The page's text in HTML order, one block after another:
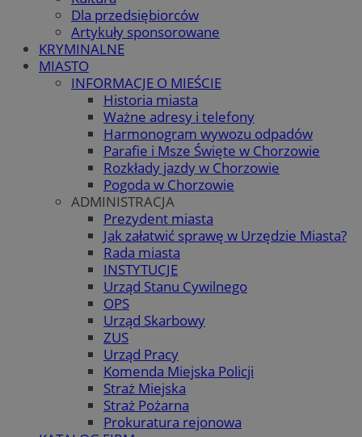
Dla przedsiębiorców
Artykuły sponsorowane
KRYMINALNE
MIASTO
INFORMACJE O MIEŚCIE
Historia miasta
Ważne adresy i telefony
Harmonogram wywozu odpadów
Parafie i Msze Święte w Chorzowie
Rozkłady jazdy w Chorzowie
Pogoda w Chorzowie
ADMINISTRACJA
Prezydent miasta
Jak załatwić sprawę w Urzędzie Miasta?
Rada miasta
INSTYTUCJE
Urząd Stanu Cywilnego
OPS
Urząd Skarbowy
ZUS
Urząd Pracy
Komenda Miejska Policji
Straż Miejska
Straż Pożarna
Prokuratura rejonowa